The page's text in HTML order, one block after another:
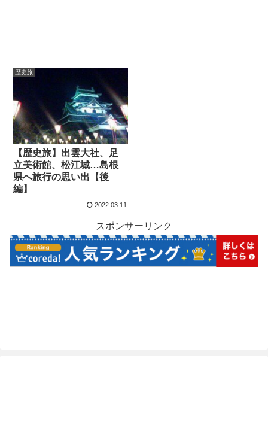
歴史旅
【歴史旅】出雲大社、足
立美術館、松江城…島根
県へ旅行の思い出【後
編】
2022.03.11
スポンサーリンク